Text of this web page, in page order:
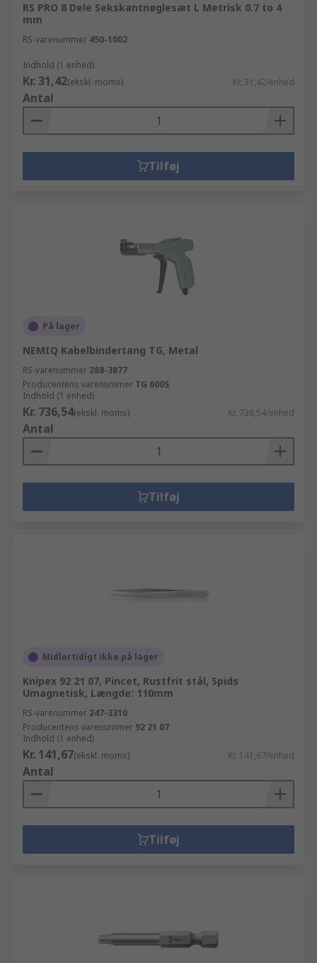
RS PRO 8 Dele Sekskantnøglesæt L Metrisk 0.7 to 4
mm
RS-varenummer 450-1002
Indhold (1 enhed)
Kr. 31,42(ekskl. moms) Kr. 31,42/enhed
Antal
Tilføj
På lager
NEMIQ Kabelbindertang TG, Metal
RS-varenummer 288-3877
Producentens varenummer TG 600S
Indhold (1 enhed)
Kr. 736,54(ekskl. moms) Kr. 736,54/enhed
Antal
Tilføj
Midlertidigt ikke på lager
Knipex 92 21 07, Pincet, Rustfrit stål, Spids
Umagnetisk, Længde: 110mm
RS-varenummer 247-3310
Producentens varenummer 92 21 07
Indhold (1 enhed)
Kr. 141,67(ekskl. moms) Kr. 141,67/enhed
Antal
Tilføj